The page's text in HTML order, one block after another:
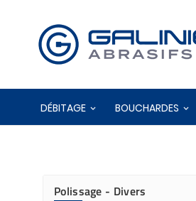
DÉBITAGE BOUCHARDES
Polissage - Divers